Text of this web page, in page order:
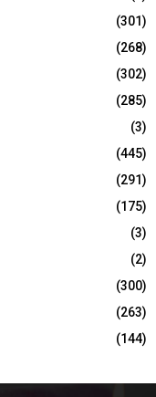
(301)
(268)
(302)
(285)
(3)
(445)
(291)
(175)
(3)
(2)
(300)
(263)
(144)